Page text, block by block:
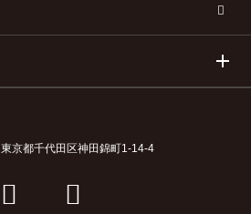
東京都千代田区神田錦町1-14-4